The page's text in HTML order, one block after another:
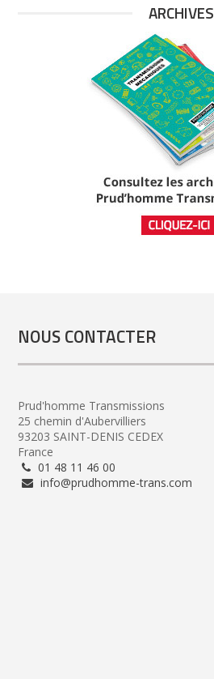
ARCHIVES
NOUS CONTACTER
Prud'homme Transmissions
25 chemin d'Aubervilliers
93203 SAINT-DENIS CEDEX
France
01 48 11 46 00
info@prudhomme-trans.com